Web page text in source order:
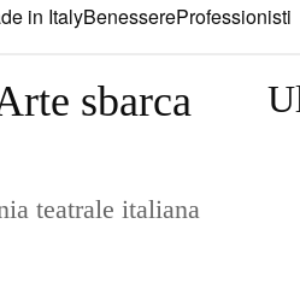
in ItalyBenessereProfessionisti
sbarca
teatrale italiana